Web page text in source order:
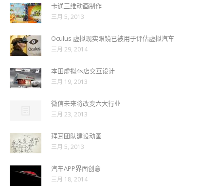
卡通三维动画制作
三月 5, 2013
Oculus 虚拟现实眼镜已被用于评估虚拟汽车
三月 29, 2014
本田虚拟4s店交互设计
三月 19, 2013
微信未来将改变六大行业
三月 23, 2013
拜耳团队建设动画
三月 5, 2013
汽车APP界面创意
三月 18, 2014